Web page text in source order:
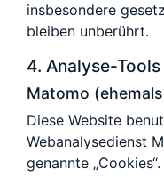
insbesondere
bleiben unberührt.
4. Analyse-
Matomo
Diese Website
Webanalysedienst
genannte